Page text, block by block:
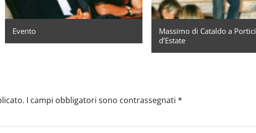
Evento
Massimo di Cataldo a Portici
d’Estate
I campi obbligatori sono contrassegnati *